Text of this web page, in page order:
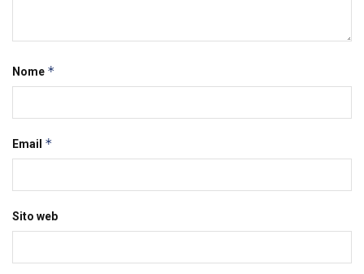
Nome *
Email *
Sito web